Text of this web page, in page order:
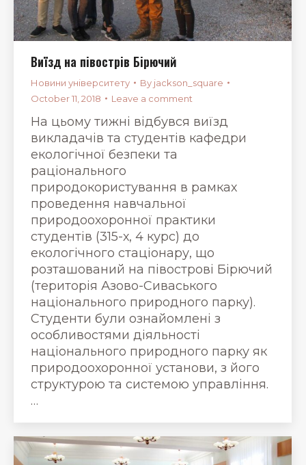
Виїзд на півострів Бірючий
Новини університету By jackson_square
October 11, 2018
Leave a comment
На цьому тижні відбувся виїзд
викладачів та студентів кафедри
екологічної безпеки та
раціонального
природокористування в рамках
проведення навчальної
природоохоронної практики
студентів (315-х, 4 курс) до
екологічного стаціонару, що
розташований на півострові Бірючий
(територія Азово-Сиваського
національного природного парку).
Студенти були ознайомлені з
особливостями діяльності
національного природного парку як
природоохоронної установи, з його
структурою та системою управління.
…